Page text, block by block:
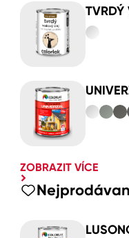
TVRDÝ
ZOBRAZIT VÍCE